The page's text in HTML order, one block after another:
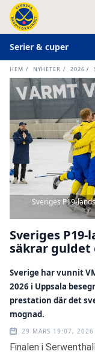
Serier & cuper
HEM / NYHETER / 2026 /
Sveriges P19-
Sveriges
säkrar
Sverige har vunnit
2026 i Uppsala
prestation där det
mognad.
29 MARS 19:07, 2026
Finalen i